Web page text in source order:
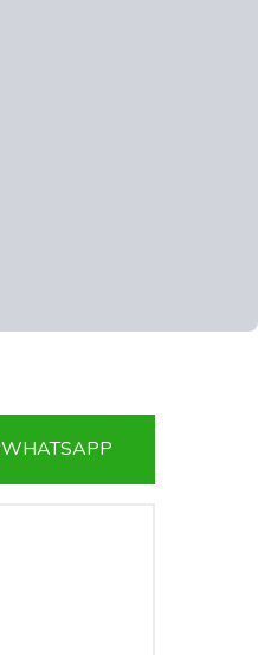
WHATSAPP